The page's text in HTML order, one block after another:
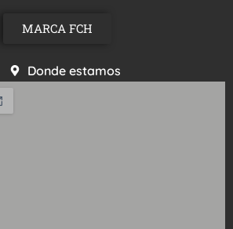
MARCA FCH
Donde estamos